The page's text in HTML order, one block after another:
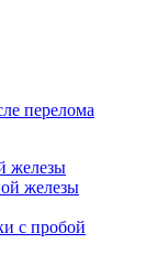
перелома
железы
железы
с пробой